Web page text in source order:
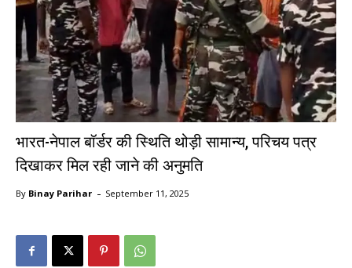
भारत-नेपाल बॉर्डर की स्थिति थोड़ी सामान्य, परिचय पत्र
दिखाकर मिल रही जाने की अनुमति
By Binay Parihar - September 11, 2025